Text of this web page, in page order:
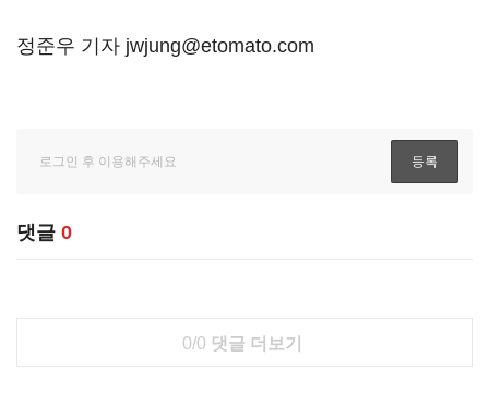
정준우 기자 jwjung@etomato.com
댓글 0
0/0 댓글 더보기